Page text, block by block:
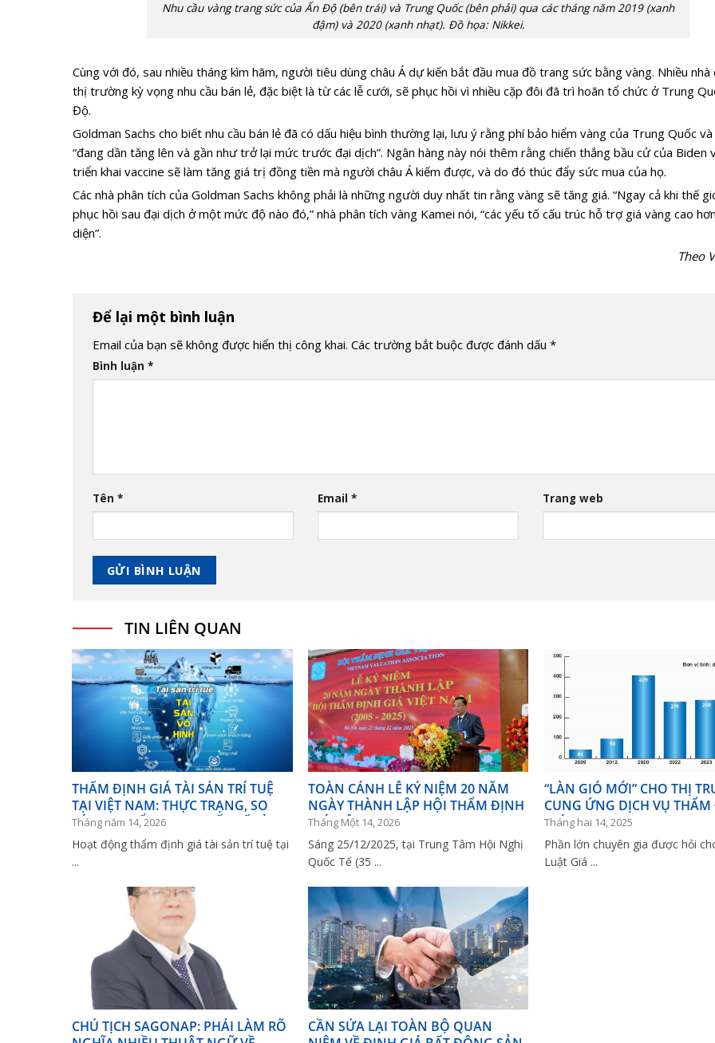
Nhu cầu vàng trang sức của Ấn Độ (bên trái) và Trung Quốc (bên phải) qua các tháng năm 2019 (xanh
đậm) và 2020 (xanh nhạt). Đồ họa: Nikkei.
Cùng với đó, sau nhiều tháng kìm hãm, người tiêu dùng châu Á dự kiến bắt đầu mua đồ trang sức bằng vàng. Nhiều nhà
thị trường kỳ vọng nhu cầu bán lẻ, đặc biệt là từ các lễ cưới, sẽ phục hồi vì nhiều cặp đôi đã trì hoãn tổ chức ở Trung
Độ.
Goldman Sachs cho biết nhu cầu bán lẻ đã có dấu hiệu bình thường lại, lưu ý rằng phí bảo hiểm vàng của Trung Quốc
“đang dần tăng lên và gần như trở lại mức trước đại dịch”. Ngân hàng này nói thêm rằng chiến thắng bầu cử của Biden
triển khai vaccine sẽ làm tăng giá trị đồng tiền mà người châu Á kiếm được, và do đó thúc đẩy sức mua của họ.
Các nhà phân tích của Goldman Sachs không phải là những người duy nhất tin rằng vàng sẽ tăng giá. “Ngay cả khi thế
phục hồi sau đại dịch ở một mức độ nào đó,” nhà phân tích vàng Kamei nói, “các yếu tố cấu trúc hỗ trợ giá vàng cao
diện”.
Theo
Để lại một bình luận
Email của bạn sẽ không được hiển thị công khai. Các trường bắt buộc được đánh dấu *
Bình luận *
Tên * Email * Trang web
TIN LIÊN QUAN
THẨM ĐỊNH GIÁ TÀI SẢN TRÍ TUỆ
TẠI VIỆT NAM: THỰC TRẠNG, SO
SÁNH CHUẨN MỰC QUỐC TẾ VÀ
HÀM Ý HOÀN THIỆN
Tháng năm 14, 2026
Hoạt động thẩm định giá tài sản trí tuệ tại
...
TOÀN CẢNH LỄ KỶ NIỆM 20 NĂM
NGÀY THÀNH LẬP HỘI THẨM ĐỊNH
GIÁ VIỆT NAM (2005 – 2025)
Tháng Một 14, 2026
Sáng 25/12/2025, tại Trung Tâm Hội Nghị
Quốc Tế (35 ...
“LÀN GIÓ MỚI” CHO THỊ
CUNG ỨNG DỊCH VỤ
GIÁ
Tháng hai 14, 2025
Phần lớn chuyên gia được hỏi
Luật Giá ...
CHỦ TỊCH SAGONAP: PHẢI LÀM RÕ
CẦN SỬA LẠI TOÀN BỘ QUAN